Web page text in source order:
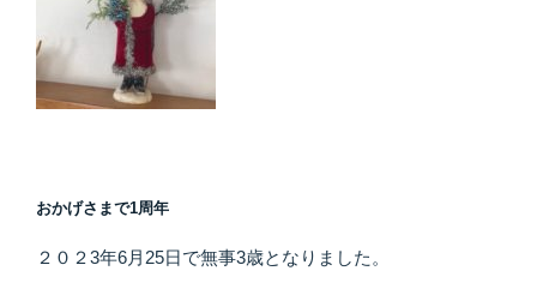
おかげさまで1周年
２０２3年6月25日で無事3歳となりました。